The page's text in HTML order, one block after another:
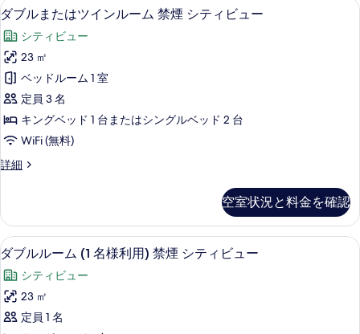
な
客
室
の
絞
り
込
み
条
ダ
ブ
ル
ま
た
は
ツ
イ
ン
ー
ム
禁
煙
シ
テ
9
ダブルまたはツインルーム 禁煙 シティビュー
シティビュー
23 ㎡
ベッドルーム 1 室
定員 3 名
キングベッド 1 台またはシングルベッド 2 台
WiFi (無料)
詳細
ダ
た
は
ツ
イ
ン
ル
ム
空室状況と料金を確認
ダ
ブ
ル
ル
ー
高級寝具、羽毛の掛け布団、低反発
10
ダブルルーム (1 名様利用) 禁煙 シティビュー
シティビュー
23 ㎡
定員 1 名